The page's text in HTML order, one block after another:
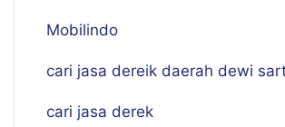
Mobilindo
cari jasa dereik daerah dewi
cari jasa derek